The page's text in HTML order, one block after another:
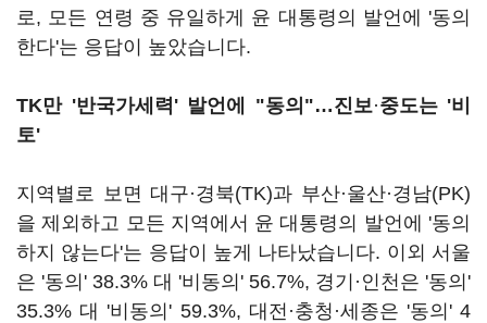
로, 모든 연령 중 유일하게 윤 대통령의 발언에 '동의
한다'는 응답이 높았습니다.
TK만 '반국가세력' 발언에 "동의"…진보·중도는 '비
토'
지역별로 보면 대구·경북(TK)과 부산·울산·경남(PK)
을 제외하고 모든 지역에서 윤 대통령의 발언에 '동의
하지 않는다'는 응답이 높게 나타났습니다. 이외 서울
은 '동의' 38.3% 대 '비동의' 56.7%, 경기·인천은 '동의'
35.3% 대 '비동의' 59.3%, 대전·충청·세종은 '동의' 4